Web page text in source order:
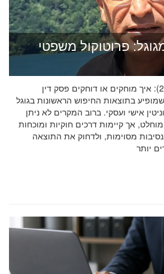
פרוטוקול משפטי
הסרת פסקי דין מגוגל (2026): איך מוחקים או דוחקים פסק דין
בתוצאות החיפוש הראשונות בגוגל
אישי ועסקי. ברוב המקרים לא ניתן
אך קיימות דרכים חוקיות ומוכחות
מסוימות, ולדחוק את התוצאה